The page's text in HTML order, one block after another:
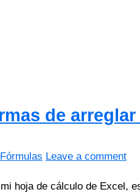
de
Fórmulas Leave a comment
hoja de cálculo de Excel,